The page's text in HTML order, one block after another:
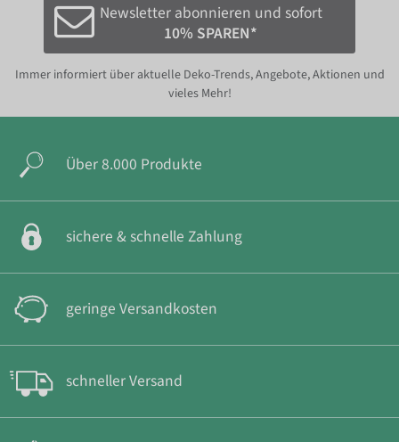
Newsletter abonnieren und sofort
10% SPAREN*
Immer informiert über aktuelle Deko-Trends, Angebote, Aktionen und
vieles Mehr!
Über 8.000 Produkte
sichere & schnelle Zahlung
geringe Versandkosten
schneller Versand